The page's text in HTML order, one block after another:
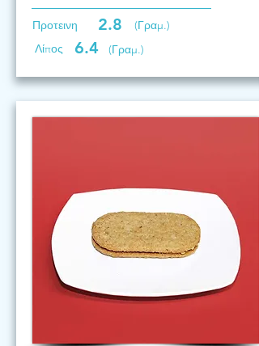
Προτεινη 2.8
(Γραμ.)
Λίπος
6.4 (Γραμ.)